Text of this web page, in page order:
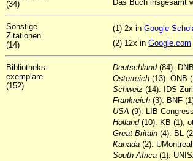
(34)
Das Buch insgesamt
Sonstige
Zitationen
(14)
(1) 2x in Google
(2) 12x in Google.com
Bibliotheks-
exemplare
(152)
Deutschland(84):
Österreich (13): ÖNB
Schweiz (14): IDS
Frankreich (3): BNF
USA (9): LIB
Holland(10): KB (1),
Great Britain (4): BL
Kanada (2):
South Africa (1):